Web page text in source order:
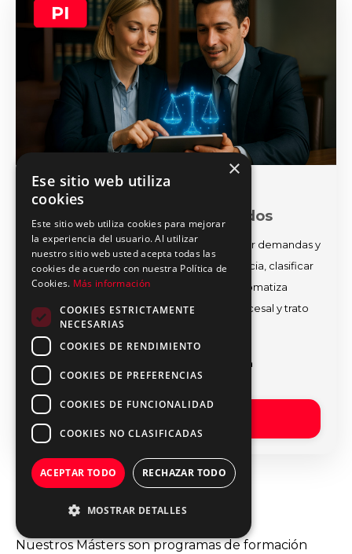
Programa Intensivo
IA para Despachos de Abogados
Domina Microsoft 365 Copilot para redactar demandas y
contratos, analizar sentencias y jurisprudencia, clasificar
correos y adjuntos y generar informes. Automatiza
procesos y libera horas para estrategia procesal y trato
con clientes.
Preinscripción sin previo pago abierta
Másters
Nuestros Másters son programas de formación
×
Ese sitio web utiliza
cookies
Este sitio web utiliza cookies para mejorar
la experiencia del usuario. Al utilizar
nuestro sitio web usted acepta todas las
cookies de acuerdo con nuestra Política de
Cookies. Más información
COOKIES ESTRICTAMENTE
NECESARIAS
COOKIES DE RENDIMIENTO
COOKIES DE PREFERENCIAS
COOKIES DE FUNCIONALIDAD
COOKIES NO CLASIFICADAS
ACEPTAR TODO RECHAZAR TODO
MOSTRAR DETALLES